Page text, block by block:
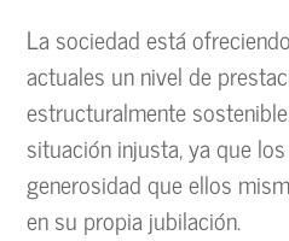
La sociedad está
actuales un nivel de
estructuralmente
situación injusta, ya que
generosidad que ellos
en su propia jubilación.